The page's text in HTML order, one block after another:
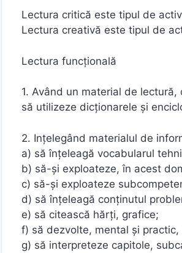
Lectura critică este tipul de
Lectura creativă este tipul de
Lectura funcţională
1. Având un material de
să utilizeze dicționarele şi
2. Ințelegând materialul de
a) să înțeleagă vocabularul
b) să-şi exploateze, în acest
c) să-și exploateze
d) să înțeleagă conţinutul
e) să citească hărţi, grafice;
f) să dezvolte, mental şi
g) să interpreteze capitole,